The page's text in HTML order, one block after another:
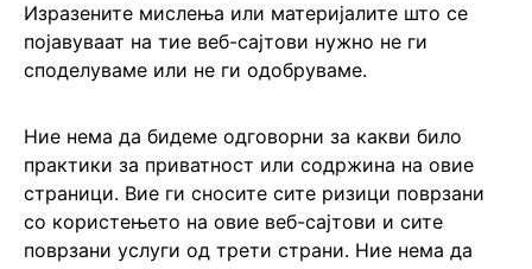
Изразените мислења или материјалите што се
појавуваат на тие веб-сајтови нужно не ги
споделуваме или не ги одобруваме.
Ние нема да бидеме одговорни за какви било
практики за приватност или содржина на овие
страници. Вие ги сносите сите ризици поврзани
со користењето на овие веб-сајтови и сите
поврзани услуги од трети страни. Ние нема да